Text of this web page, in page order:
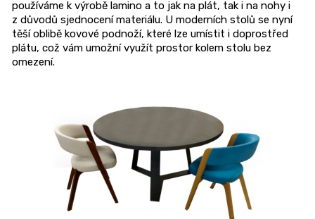
používáme k výrobě lamino a to jak na plát, tak i na nohy i
z důvodů sjednocení materiálu. U moderních stolů se nyní
těší oblibě kovové podnoží, které lze umístit i doprostřed
plátu, což vám umožní využít prostor kolem stolu bez
omezení.